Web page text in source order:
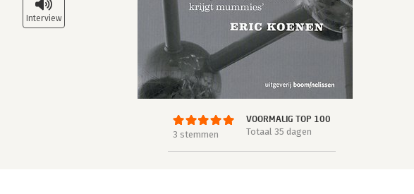
3 stemmen
VOORMALIG TOP 100
Totaal 35 dagen